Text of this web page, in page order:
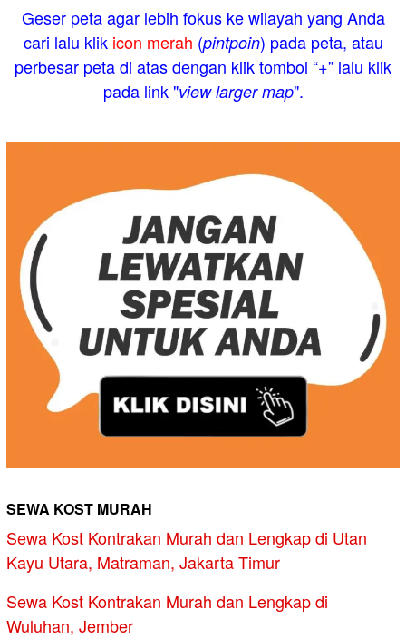
Geser peta agar lebih fokus ke wilayah yang Anda
cari lalu klik icon merah (pintpoin) pada peta, atau
perbesar peta di atas dengan klik tombol “+” lalu klik
pada link "view larger map".
SEWA KOST MURAH
Sewa Kost Kontrakan Murah dan Lengkap di Utan
Kayu Utara, Matraman, Jakarta Timur
Sewa Kost Kontrakan Murah dan Lengkap di
Wuluhan, Jember